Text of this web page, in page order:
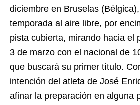
diciembre en Bruselas
temporada al aire libre, por
pista cubierta, mirando hacia el
3 de marzo con el nacional de
que buscará su primer título.
intención del atleta de José
afinar la preparación en alguna